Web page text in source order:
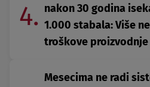
4. nakon 30 godina
1.000 stabala: Više
troškove proizvodnje
Mesecima ne radi